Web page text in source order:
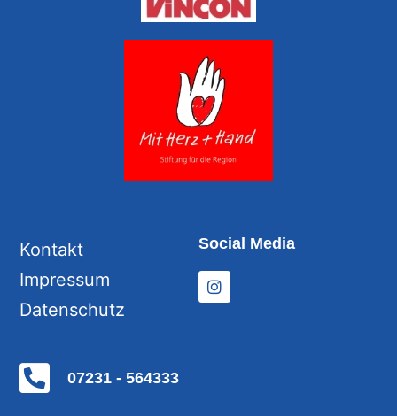
07231 - 564333
Social Media
Kontakt
Impressum
Datenschutz